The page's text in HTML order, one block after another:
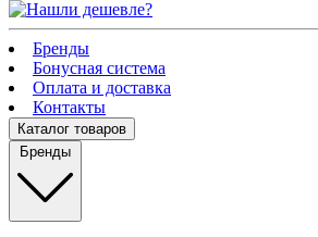
Бренды
Бонусная система
Оплата и доставка
Контакты
Каталог товаров
Бренды